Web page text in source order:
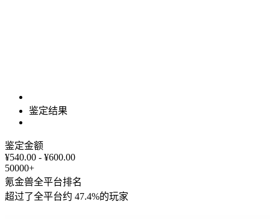
鉴定结果
鉴定金额
¥540.00 - ¥600.00
50000+
氪金兽全平台排名
超过了全平台约 47.4%的玩家